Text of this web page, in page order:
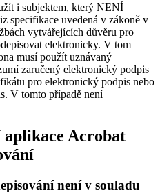
i subjektem, který NENÍ
specifikace uvedená v zákoně v
vytvářejících důvěru pro
elektronicky. V tom
musí použít uznávaný
zaručený elektronický podpis
pro elektronický podpis nebo
V tomto případě není
Acrobat
není v souladu